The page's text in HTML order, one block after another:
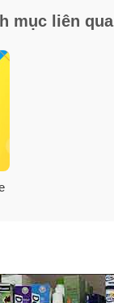
mục liên